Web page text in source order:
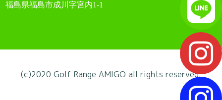
福島県福島市成川字宮内1-1
(c)2020 Golf Range AMIGO all rights reserved.